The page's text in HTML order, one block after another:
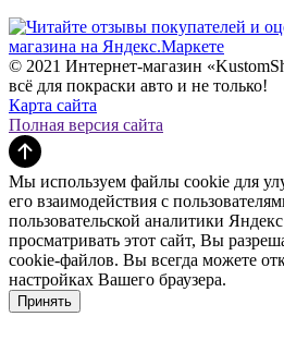
© 2021 Интернет-магазин
всё для покраски авто и не только!
Карта сайта
Полная версия сайта
Мы используем файлы cookie для
его взаимодействия с
пользовательской аналитики
просматривать этот сайт, Вы
cookie-файлов. Вы всегда можете
настройках Вашего браузера.
Принять